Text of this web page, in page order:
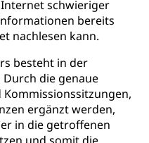
schwieriger
bereits
nachlesen kann.
besteht in der
die genaue
ergänzt werden,
in die getroffenen